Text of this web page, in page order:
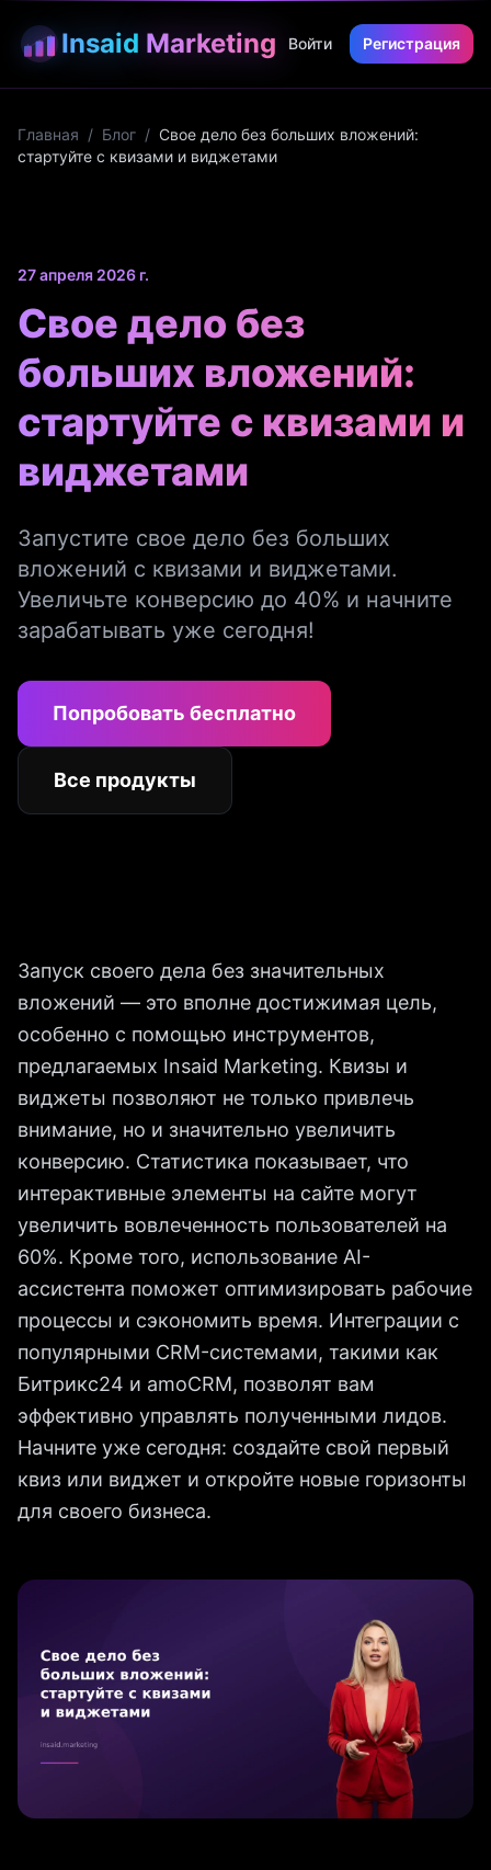
Insaid Marketing Войти Регистрация
Главная / Блог / Свое дело без больших вложений:
стартуйте с квизами и виджетами
27 апреля 2026 г.
Свое дело без
больших вложений:
стартуйте с квизами и
виджетами
Запустите свое дело без больших
вложений с квизами и виджетами.
Увеличьте конверсию до 40% и начните
зарабатывать уже сегодня!
Попробовать бесплатно
Все продукты
Запуск своего дела без значительных
вложений — это вполне достижимая цель,
особенно с помощью инструментов,
предлагаемых Insaid Marketing. Квизы и
виджеты позволяют не только привлечь
внимание, но и значительно увеличить
конверсию. Статистика показывает, что
интерактивные элементы на сайте могут
увеличить вовлеченность пользователей на
60%. Кроме того, использование AI-
ассистента поможет оптимизировать рабочие
процессы и сэкономить время. Интеграции с
популярными CRM-системами, такими как
Битрикс24 и amoCRM, позволят вам
эффективно управлять полученными лидов.
Начните уже сегодня: создайте свой первый
квиз или виджет и откройте новые горизонты
для своего бизнеса.